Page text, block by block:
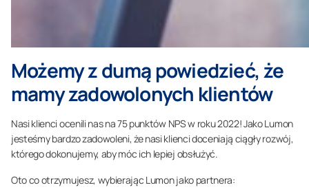
Możemy z dumą powiedzieć, że
mamy zadowolonych klientów
Nasi klienci ocenili nas na 75 punktów NPS w roku 2022! Jako Lumon
jesteśmy bardzo zadowoleni, że nasi klienci doceniają ciągły rozwój,
którego dokonujemy, aby móc ich lepiej obsłużyć.
Oto co otrzymujesz, wybierając Lumon jako partnera: